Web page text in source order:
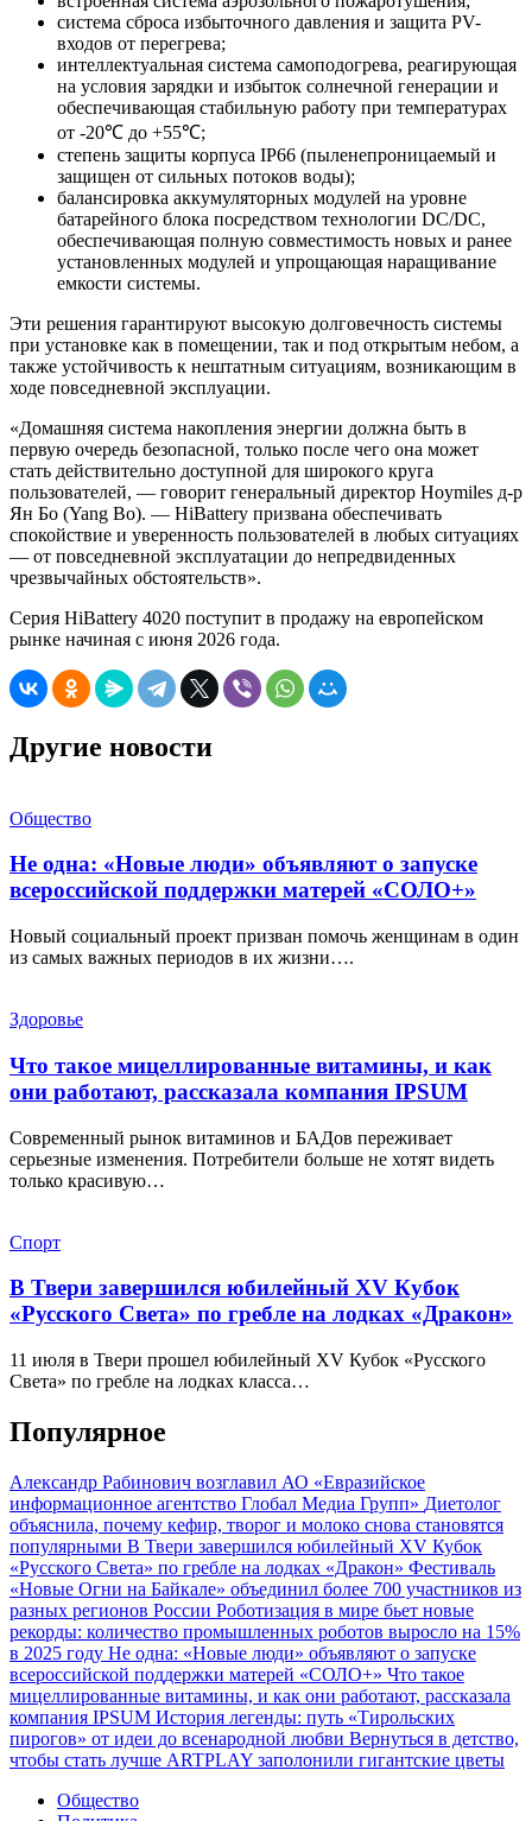
система сброса избыточного давления и защита PV-
входов от перегрева;
интеллектуальная система самоподогрева, реагирующая
на условия зарядки и избыток солнечной генерации и
обеспечивающая стабильную работу при температурах
от -20℃ до +55℃;
степень защиты корпуса IP66 (пыленепроницаемый и
защищен от сильных потоков воды);
балансировка аккумуляторных модулей на уровне
батарейного блока посредством технологии DC/DC,
обеспечивающая полную совместимость новых и ранее
установленных модулей и упрощающая наращивание
емкости системы.
Эти решения гарантируют высокую долговечность системы
при установке как в помещении, так и под открытым небом, а
также устойчивость к нештатным ситуациям, возникающим в
ходе повседневной эксплуации.
«Домашняя система накопления энергии должна быть в
первую очередь безопасной, только после чего она может
стать действительно доступной для широкого круга
пользователей, — говорит генеральный директор Hoymiles д-р
Ян Бо (Yang Bo). — HiBattery призвана обеспечивать
спокойствие и уверенность пользователей в любых ситуациях
— от повседневной эксплуатации до непредвиденных
чрезвычайных обстоятельств».
Серия HiBattery 4020 поступит в продажу на европейском
рынке начиная с июня 2026 года.
Другие новости
Общество
Не одна: «Новые люди» объявляют о запуске
всероссийской поддержки матерей «СОЛО+»
Новый социальный проект призван помочь женщинам в один
из самых важных периодов в их жизни….
Здоровье
Что такое мицеллированные витамины, и как
они работают, рассказала компания IPSUM
Современный рынок витаминов и БАДов переживает
серьезные изменения. Потребители больше не хотят видеть
только красивую…
Спорт
В Твери завершился юбилейный XV Кубок
«Русского Света» по гребле на лодках «Дракон»
11 июля в Твери прошел юбилейный XV Кубок «Русского
Света» по гребле на лодках класса…
Популярное
Александр Рабинович возглавил АО «Евразийское
информационное агентство Глобал Медиа Групп» Диетолог
объяснила, почему кефир, творог и молоко снова становятся
популярными В Твери завершился юбилейный XV Кубок
«Русского Света» по гребле на лодках «Дракон» Фестиваль
«Новые Огни на Байкале» объединил более 700 участников из
разных регионов России Роботизация в мире бьет новые
рекорды: количество промышленных роботов выросло на 15%
в 2025 году Не одна: «Новые люди» объявляют о запуске
всероссийской поддержки матерей «СОЛО+» Что такое
мицеллированные витамины, и как они работают, рассказала
компания IPSUM История легенды: путь «Тирольских
пирогов» от идеи до всенародной любви Вернуться в детство,
чтобы стать лучше ARTPLAY заполонили гигантские цветы
Общество